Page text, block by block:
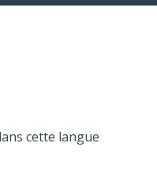
cette langue